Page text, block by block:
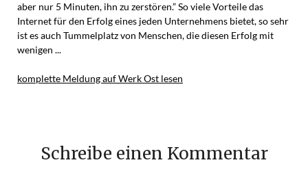
aber nur 5 Minuten, ihn zu zerstören.” So viele Vorteile das
Internet für den Erfolg eines jeden Unternehmens bietet, so sehr
ist es auch Tummelplatz von Menschen, die diesen Erfolg mit
wenigen ...
komplette Meldung auf Werk Ost lesen
Schreibe einen Kommentar